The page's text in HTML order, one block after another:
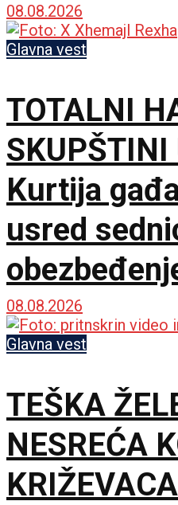
Nismo rivali,
partneri
08.08.2026
Glavna vest
TOTALNI
Kurtija
usred
interveniše
08.08.2026
Glavna vest
TEŠKA
NESREĆA